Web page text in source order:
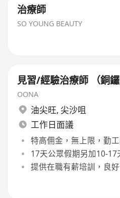
治療師
SO YOUNG BEAUTY
見習/經驗治療師 （銅鑼
OONA
油尖旺, 尖沙咀
工作日面議
特高佣金，無上限，勤
17天公眾假期另加10-
提供在職有薪培訓，良